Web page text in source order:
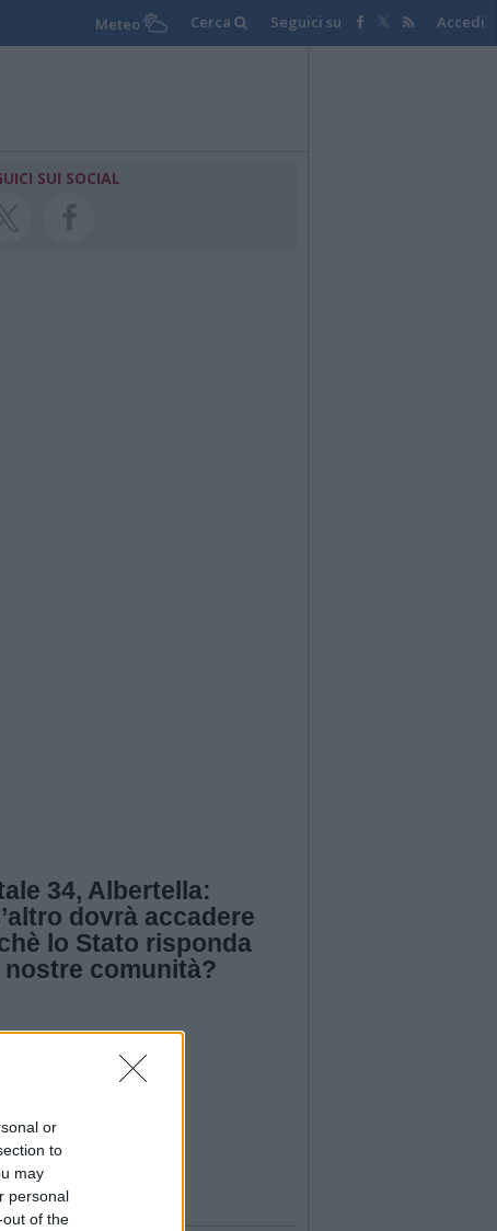
or
to
may
personal
of the
Meteo Cerca Seguici su Accedi
SUI SOCIAL
34, Albertella:
dovrà accadere
lo Stato risponda
nostre comunità?